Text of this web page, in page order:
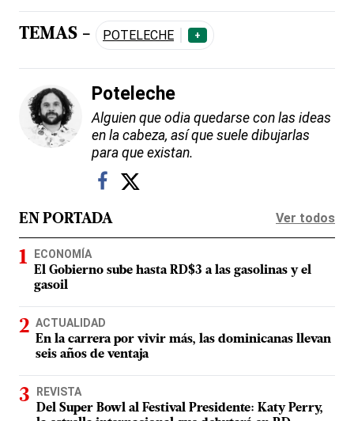
TEMAS - POTELECHE +
Poteleche
Alguien que odia quedarse con las ideas
en la cabeza, así que suele dibujarlas
para que existan.
EN PORTADA Ver todos
ECONOMÍA
El Gobierno sube hasta RD$3 a las gasolinas y el
gasoil
ACTUALIDAD
En la carrera por vivir más, las dominicanas llevan
seis años de ventaja
REVISTA
Del Super Bowl al Festival Presidente: Katy Perry,